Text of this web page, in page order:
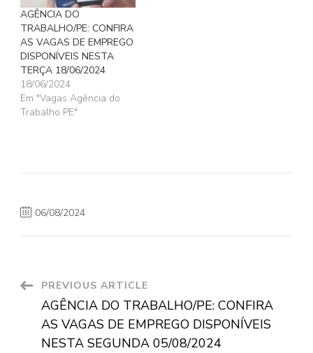
AGÊNCIA DO
TRABALHO/PE: CONFIRA
AS VAGAS DE EMPREGO
DISPONÍVEIS NESTA
TERÇA 18/06/2024
18/06/2024
Em "Vagas Agência do
Trabalho PE"
06/08/2024
Post
Navigation
PREVIOUS ARTICLE
AGÊNCIA DO TRABALHO/PE: CONFIRA
AS VAGAS DE EMPREGO DISPONÍVEIS
NESTA SEGUNDA 05/08/2024